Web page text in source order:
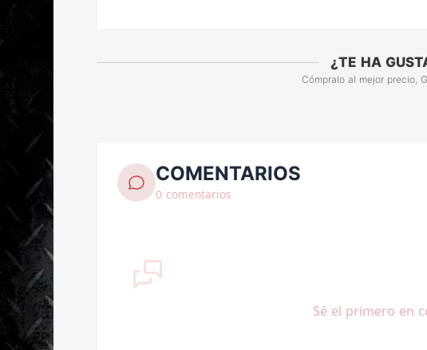
¿TE HA
Cómpralo al mejor precio,
COMENTARIOS
0 comentarios
Sé el primero en